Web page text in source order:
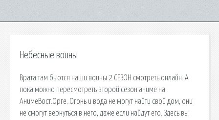
Небесные воины
Врата там бьются наши воины 2 СЕЗОН смотреть онлайн. А
пока можно пересмотреть второй сезон аниме на
АнимеВост.Орге. Огонь и вода не могут найти свой дом, они
не смогут вернуться в него, даже если найдут его. Здесь вы